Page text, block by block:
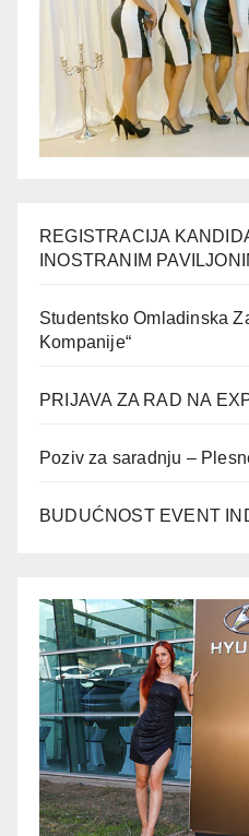
REGISTRACIJA
INOSTRANIM
Studentsko Omladinska
Kompanije“
PRIJAVA ZA RAD NA
Poziv za saradnju –
BUDUĆNOST EVENT